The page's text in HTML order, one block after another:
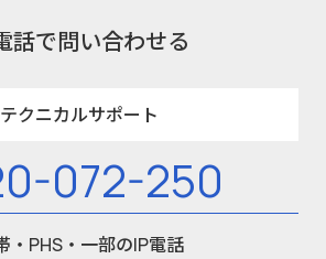
話で問い合わせる
テクニカルサポート
072-250
・PHS・一部のIP電話